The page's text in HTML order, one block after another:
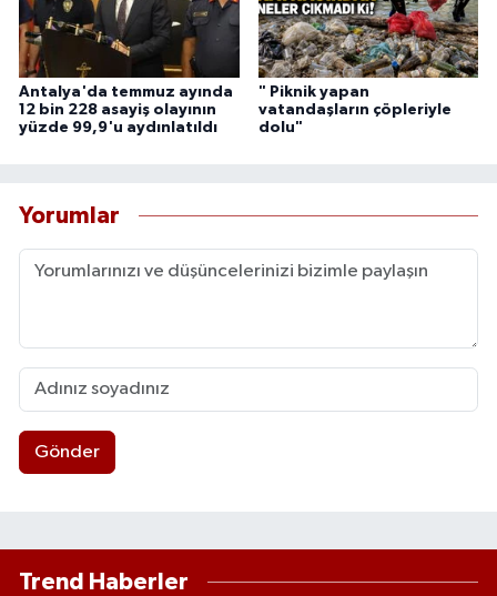
Antalya'da temmuz ayında
12 bin 228 asayiş olayının
yüzde 99,9'u aydınlatıldı
" Piknik yapan
vatandaşların çöpleriyle
dolu"
Yorumlar
Gönder
Trend Haberler